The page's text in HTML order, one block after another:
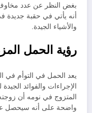
بغض النظر عن عدد
أنه يأتي في حقبة جديدة
والأشياء الجيدة.
رؤية الحمل
يعد الحمل في التوأم في
الإجراءات والفوائد
المتزوج في نومه أن
واضحة على أنه سيحصل